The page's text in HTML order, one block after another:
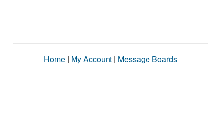
Home | My Account | Message Boards